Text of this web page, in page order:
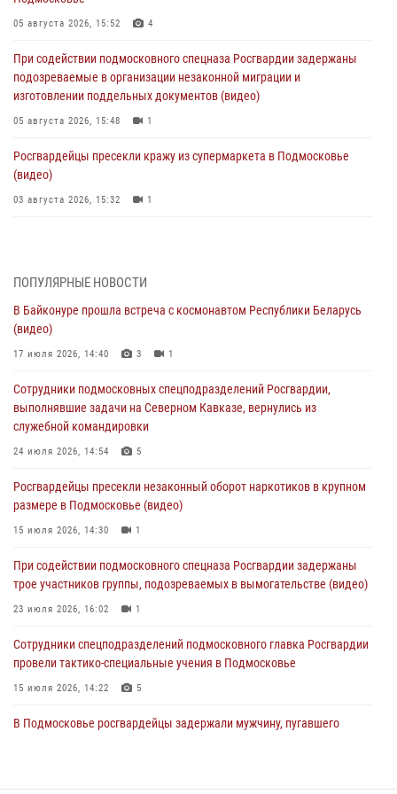
05 августа 2026, 15:52 4
При содействии подмосковного спецназа Росгвардии задержаны
подозреваемые в организации незаконной миграции и
изготовлении поддельных документов (видео)
05 августа 2026, 15:48 1
Росгвардейцы пресекли кражу из супермаркета в Подмосковье
(видео)
03 августа 2026, 15:32 1
03 августа 2026, 15:08 1
В Подмосковье отметили годовщину со Дня образования ОМОН
«Пересвет»
02 августа 2026, 18:01
Офицер подмосковного главка Росгвардии стал гостем эфира
«Радио 1»
01 августа 2026, 17:57
крупную сумму в Подмосковье
31 июля 2026, 13:00
действиях в Подмосковье (видео)
31 июля 2026, 09:00
ПОПУЛЯРНЫЕ НОВОСТИ
В Байконуре прошла встреча с космонавтом Республики Беларусь
(видео)
17 июля 2026, 14:40 3 1
Сотрудники подмосковных спецподразделений Росгвардии,
выполнявшие задачи на Северном Кавказе, вернулись из
служебной командировки
24 июля 2026, 14:54 5
Росгвардейцы пресекли незаконный оборот наркотиков в крупном
размере в Подмосковье (видео)
15 июля 2026, 14:30 1
При содействии подмосковного спецназа Росгвардии задержаны
трое участников группы, подозреваемых в вымогательстве (видео)
23 июля 2026, 16:02 1
Сотрудники спецподразделений подмосковного главка Росгвардии
провели тактико-специальные учения в Подмосковье
15 июля 2026, 14:22 5
В Подмосковье росгвардейцы задержали мужчину, пугавшего